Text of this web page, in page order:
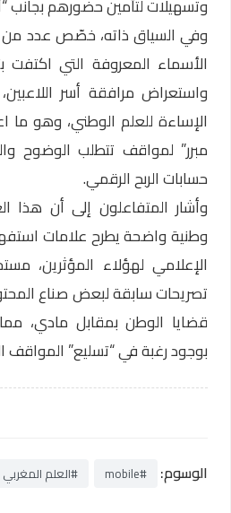
وتسهيلات لتأمين حضورهم بجانب
وفي السياق ذاته، خصّص عدد من
الأسماء المعروفة التي اكتفت
واستعراض مرافقة أسر
الإساءة للعلم الوطني، وهو ما
مبرر” لمواقف تتطلب الوضوح
حسابات الربح الرقمي.
وأشار المتفاعلون إلى أن هذا
وطنية واضحة يطرح علامات
الإعلامي لهؤلاء المؤثرين،
تصريحات سابقة لبعض صناع
قضايا الوطن بمقابل مادي،
بوجود رغبة في “تسليع” المواقف
الوسوم: #mobile #العلم المغربي